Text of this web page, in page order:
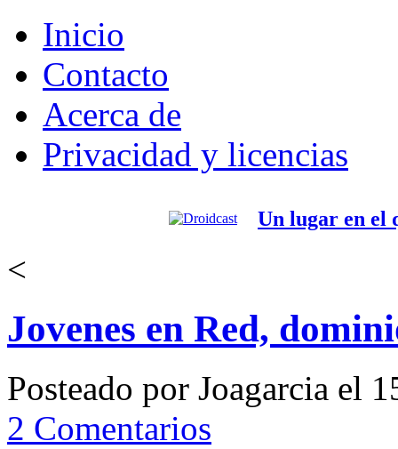
Inicio
Contacto
Acerca de
Privacidad y licencias
Un lugar en el
<
Jovenes en Red,
Posteado por Joagarcia el
2 Comentarios